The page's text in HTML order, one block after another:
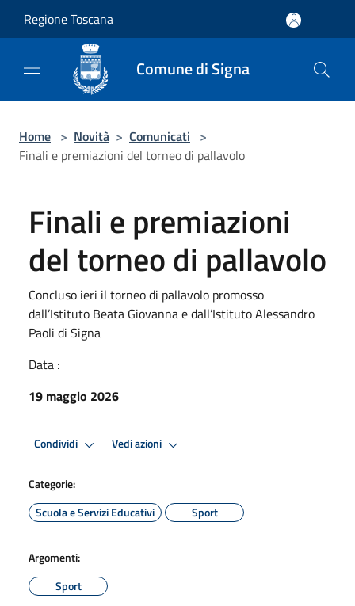
Regione Toscana
Comune di Signa
Home > Novità > Comunicati >
Finali e premiazioni del torneo di pallavolo
Finali e premiazioni
del torneo di pallavolo
Concluso ieri il torneo di pallavolo promosso
dall’Istituto Beata Giovanna e dall’Istituto Alessandro
Paoli di Signa
Data :
19 maggio 2026
Condividi Vedi azioni
Categorie:
Scuola e Servizi Educativi
Sport
Argomenti:
Sport